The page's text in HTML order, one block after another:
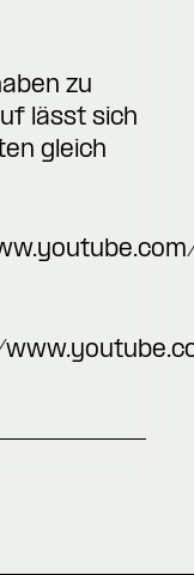
zu
lässt sich
gleich